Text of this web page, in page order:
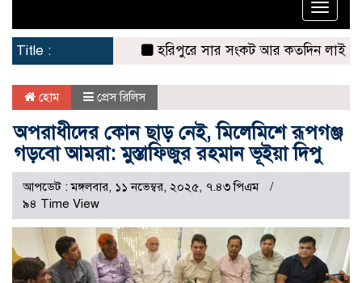
Toggle
Title :
হরিপুরে সার সংকট আর কতদিন লাইনে
হোম প্রেস রিলিস
অপরাধীদের কোন ছাড় নেই, মিলেমিশে রূপগঞ্জ
গড়বো আমরা: মুস্তাফিজুর রহমান ভূইয়া দিপু
আপডেট : মঙ্গলবার, ১১ নভেম্বর, ২০২৫, ৭.৪৩ পিএম
৯৪ Time View